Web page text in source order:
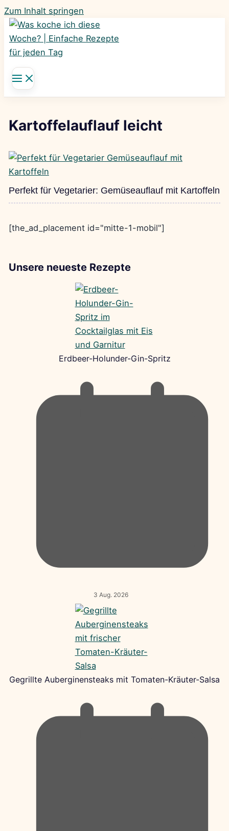
Zum Inhalt springen
Kartoffelauflauf leicht
Perfekt für Vegetarier: Gemüseauflauf mit Kartoffeln
[the_ad_placement id="mitte-1-mobil"]
Unsere neueste Rezepte
Erdbeer-Holunder-Gin-Spritz
3 Aug. 2026
Gegrillte Auberginensteaks mit Tomaten-Kräuter-Salsa